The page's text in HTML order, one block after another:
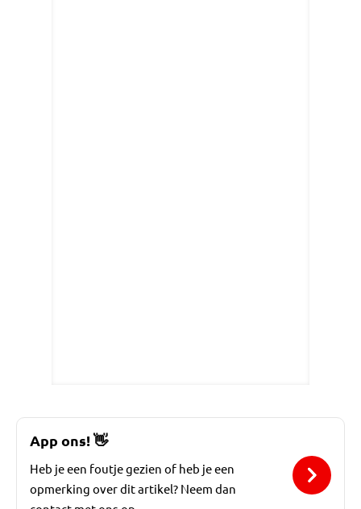
App ons!👋
Heb je een foutje gezien of heb je een
opmerking over dit artikel? Neem dan